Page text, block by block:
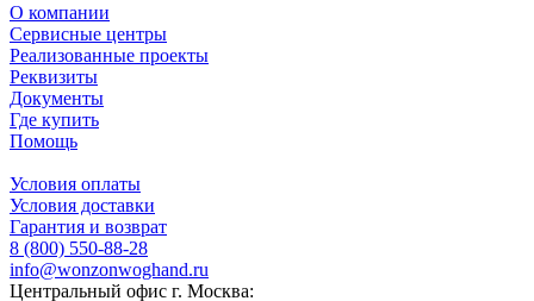
О компании
Сервисные центры
Реализованные проекты
Реквизиты
Документы
Где купить
Помощь
Условия оплаты
Условия доставки
Гарантия и возврат
8 (800) 550-88-28
info@wonzonwoghand.ru
Центральный офис г. Москва: